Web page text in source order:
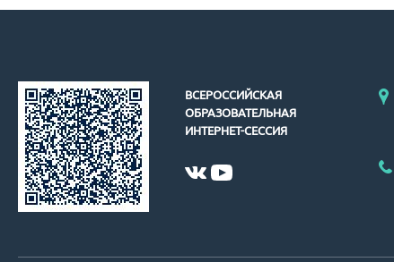
ВСЕРОССИЙСКАЯ
ОБРАЗОВАТЕЛЬНАЯ
ИНТЕРНЕТ-СЕССИЯ